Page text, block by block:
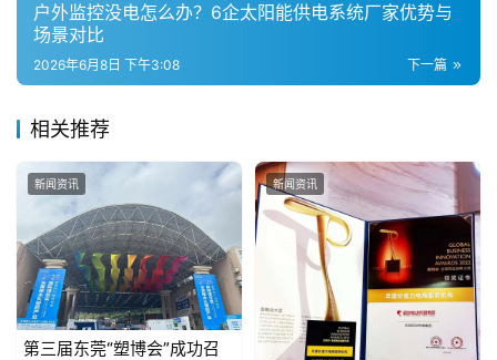
户外监控没电怎么办？6企太阳能供电系统厂家优势与
场景对比
下一篇
2026年6月8日 下午3:08
相关推荐
新闻资讯
第三届东莞“塑博会”成功召
新闻资讯